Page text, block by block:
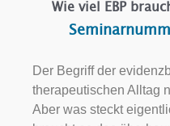
Wie viel EBP
Der Begriff der
therapeutischen Alltag
Aber was steckt